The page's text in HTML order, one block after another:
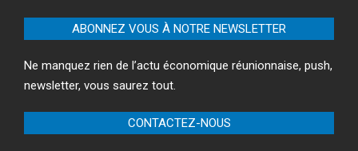
ABONNEZ VOUS À NOTRE NEWSLETTER
Ne manquez rien de l’actu économique réunionnaise, push,
newsletter, vous saurez tout.
CONTACTEZ-NOUS